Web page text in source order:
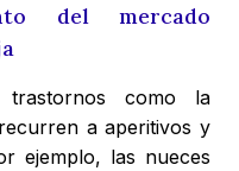
del mercado
trastornos como la
a aperitivos y
ejemplo, las nueces